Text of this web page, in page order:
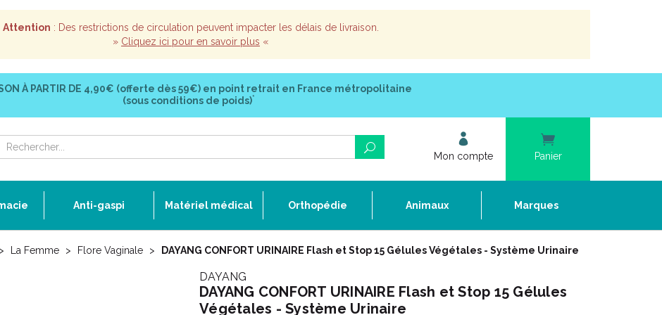
Attention : Des restrictions de circulation peuvent impacter les délais de livraison.
» Cliquez ici pour en savoir plus «
À PARTIR DE 4,90€ (offerte dès 59€) en point retrait en France métropolitaine
(sous conditions de poids)*
Mon compte Panier
Anti-gaspi Matériel médical Orthopédie Animaux Marques
La Femme Flore Vaginale DAYANG CONFORT URINAIRE Flash et Stop 15 Gélules Végétales - Système Urinaire
DAYANG
DAYANG CONFORT URINAIRE Flash et Stop 15 Gélules
Végétales - Système Urinaire